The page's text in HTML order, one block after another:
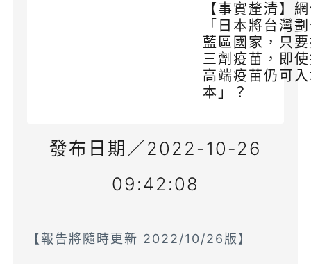
【事實釐清】
「日本將台灣
藍區國家，只
三劑疫苗，即
高端疫苗仍可
本」？
發布日期／2022-10-26
09:42:08
【報告將隨時更新 2022/10/26版】